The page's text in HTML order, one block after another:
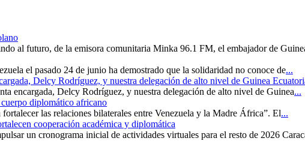
al futuro, de la emisora comunitaria Minka 96.1 FM, el embajador de
el pasado 24 de junio ha demostrado que la solidaridad no conoce de...
Delcy Rodríguez, y nuestra delegación de alto nivel de Guinea
encargada, Delcy Rodríguez, y nuestra delegación de alto nivel de Guinea...
diplomático africano
las relaciones bilaterales entre Venezuela y la Madre África”. El...
cooperación académica y diplomática
un cronograma inicial de actividades virtuales para el resto de 2026